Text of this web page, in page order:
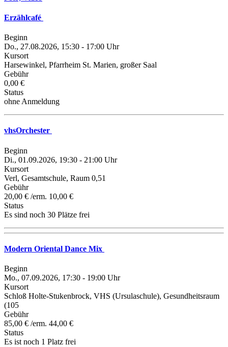
Erzählcafé
Beginn
Do., 27.08.2026, 15:30 - 17:00 Uhr
Kursort
Harsewinkel, Pfarrheim St. Marien, großer Saal
Gebühr
0,00 €
Status
ohne Anmeldung
vhsOrchester
Beginn
Di., 01.09.2026, 19:30 - 21:00 Uhr
Kursort
Verl, Gesamtschule, Raum 0,51
Gebühr
20,00 € /erm. 10,00 €
Status
Es sind noch 30 Plätze frei
Modern Oriental Dance Mix
Beginn
Mo., 07.09.2026, 17:30 - 19:00 Uhr
Kursort
Schloß Holte-Stukenbrock, VHS (Ursulaschule), Gesundheitsraum
(105
Gebühr
85,00 € /erm. 44,00 €
Status
Es ist noch 1 Platz frei